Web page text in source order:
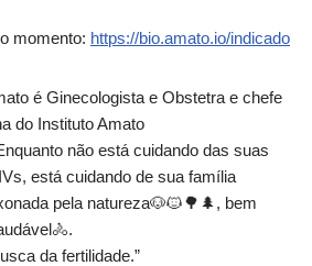
momento: https://bio.amato.io/indicado
é Ginecologista e Obstetra e chefe
do Instituto Amato
não está cuidando das suas
está cuidando de sua família
pela natureza🐶🐱🌳🌲, bem
da fertilidade.”